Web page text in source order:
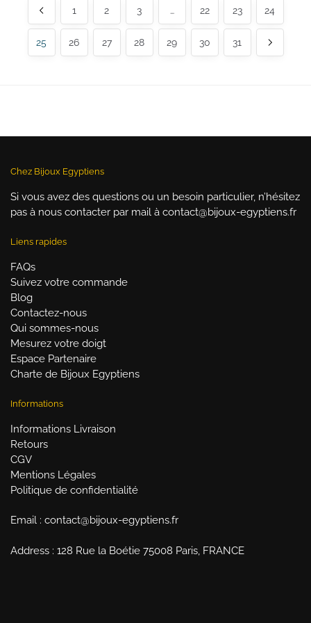
39,90 €.
24,90 €.
39,90 €. 29,90 €.
1 2 3 … 22 23 24
25 26 27 28 29 30 31
Chez Bijoux Egyptiens
Si vous avez des questions ou un besoin particulier, n’hésitez
pas à nous contacter par mail à contact@bijoux-egyptiens.fr
Liens rapides
FAQs
Suivez votre commande
Blog
Contactez-nous
Qui sommes-nous
Mesurez votre doigt
Espace Partenaire
Charte de Bijoux Egyptiens
Informations
Informations Livraison
Retours
CGV
Mentions Légales
Politique de confidentialité
Email : contact@bijoux-egyptiens.fr
Address : 128 Rue la Boétie 75008 Paris, FRANCE